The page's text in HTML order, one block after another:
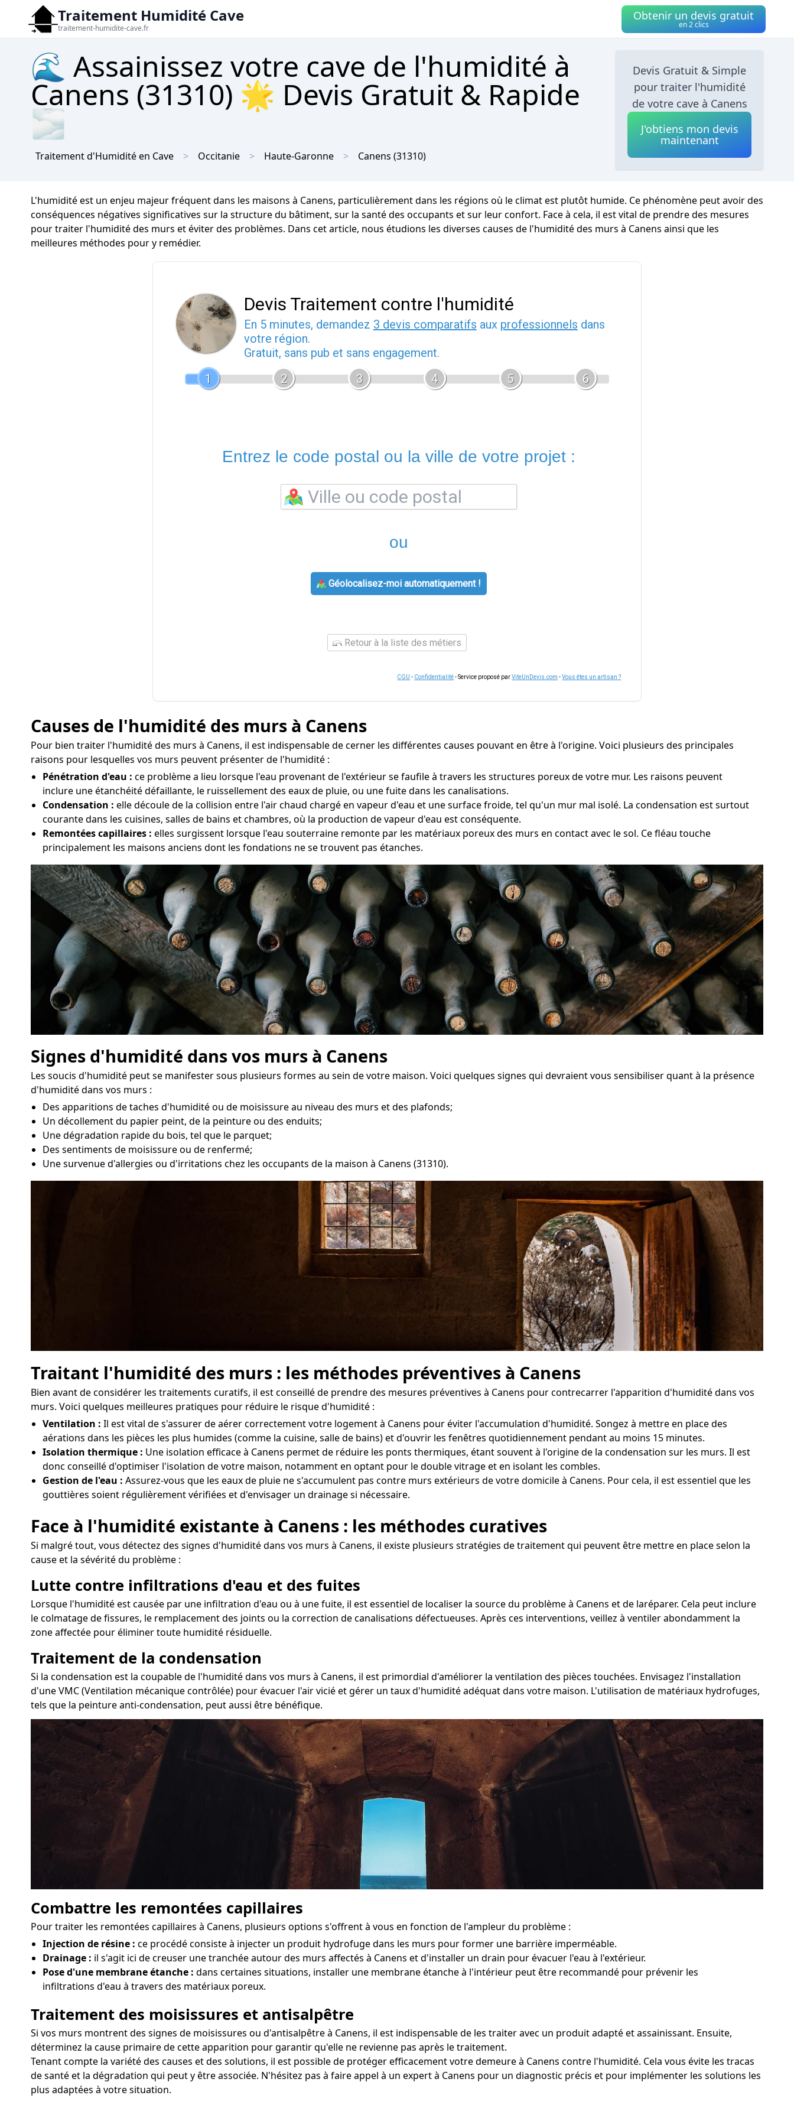
Traitement Humidité Cave
traitement-humidite-cave.fr
Obtenir un devis gratuit
en 2 clics
🌊 Assainissez votre cave de l'humidité à
Canens (31310) 🌟 Devis Gratuit & Rapide
🌫
Traitement d'Humidité en Cave Occitanie Haute-Garonne Canens (31310)
Devis Gratuit & Simple
pour traiter l'humidité
de votre cave à Canens
J'obtiens mon devis
maintenant
L'humidité est un enjeu majeur fréquent dans les maisons à Canens, particulièrement dans les régions où le climat est plutôt humide. Ce phénomène peut avoir des
conséquences négatives significatives sur la structure du bâtiment, sur la santé des occupants et sur leur confort. Face à cela, il est vital de prendre des mesures
pour traiter l'humidité des murs et éviter des problèmes. Dans cet article, nous étudions les diverses causes de l'humidité des murs à Canens ainsi que les
meilleures méthodes pour y remédier.
Devis Traitement contre l'humidité
En 5 minutes, demandez 3 devis comparatifs aux professionnels dans
votre région.
Gratuit, sans pub et sans engagement.
1
2 3 4 5 6
Entrez le code postal ou la ville de votre projet :
ou
Géolocalisez-moi automatiquement !
Retour à la liste des métiers
CGU - Confidentialité- Service proposé parViteUnDevis.com -Vous êtes un artisan ?
Causes de l'humidité des murs à Canens
Pour bien traiter l'humidité des murs à Canens, il est indispensable de cerner les différentes causes pouvant en être à l'origine. Voici plusieurs des principales
raisons pour lesquelles vos murs peuvent présenter de l'humidité :
Pénétration d'eau : ce problème a lieu lorsque l'eau provenant de l'extérieur se faufile à travers les structures poreux de votre mur. Les raisons peuvent
inclure une étanchéité défaillante, le ruissellement des eaux de pluie, ou une fuite dans les canalisations.
Condensation : elle découle de la collision entre l'air chaud chargé en vapeur d'eau et une surface froide, tel qu'un mur mal isolé. La condensation est surtout
courante dans les cuisines, salles de bains et chambres, où la production de vapeur d'eau est conséquente.
Remontées capillaires : elles surgissent lorsque l'eau souterraine remonte par les matériaux poreux des murs en contact avec le sol. Ce fléau touche
principalement les maisons anciens dont les fondations ne se trouvent pas étanches.
Signes d'humidité dans vos murs à Canens
Les soucis d'humidité peut se manifester sous plusieurs formes au sein de votre maison. Voici quelques signes qui devraient vous sensibiliser quant à la présence
d'humidité dans vos murs :
Des apparitions de taches d'humidité ou de moisissure au niveau des murs et des plafonds;
Un décollement du papier peint, de la peinture ou des enduits;
Une dégradation rapide du bois, tel que le parquet;
Des sentiments de moisissure ou de renfermé;
Une survenue d'allergies ou d'irritations chez les occupants de la maison à Canens (31310).
Traitant l'humidité des murs : les méthodes préventives à Canens
Bien avant de considérer les traitements curatifs, il est conseillé de prendre des mesures préventives à Canens pour contrecarrer l'apparition d'humidité dans vos
murs. Voici quelques meilleures pratiques pour réduire le risque d'humidité :
Ventilation : Il est vital de s'assurer de aérer correctement votre logement à Canens pour éviter l'accumulation d'humidité. Songez à mettre en place des
aérations dans les pièces les plus humides (comme la cuisine, salle de bains) et d'ouvrir les fenêtres quotidiennement pendant au moins 15 minutes.
Isolation thermique : Une isolation efficace à Canens permet de réduire les ponts thermiques, étant souvent à l'origine de la condensation sur les murs. Il est
donc conseillé d'optimiser l'isolation de votre maison, notamment en optant pour le double vitrage et en isolant les combles.
Gestion de l'eau : Assurez-vous que les eaux de pluie ne s'accumulent pas contre murs extérieurs de votre domicile à Canens. Pour cela, il est essentiel que les
gouttières soient régulièrement vérifiées et d'envisager un drainage si nécessaire.
Face à l'humidité existante à Canens : les méthodes curatives
Si malgré tout, vous détectez des signes d'humidité dans vos murs à Canens, il existe plusieurs stratégies de traitement qui peuvent être mettre en place selon la
cause et la sévérité du problème :
Lutte contre infiltrations d'eau et des fuites
Lorsque l'humidité est causée par une infiltration d'eau ou à une fuite, il est essentiel de localiser la source du problème à Canens et de laréparer. Cela peut inclure
le colmatage de fissures, le remplacement des joints ou la correction de canalisations défectueuses. Après ces interventions, veillez à ventiler abondamment la
zone affectée pour éliminer toute humidité résiduelle.
Traitement de la condensation
Si la condensation est la coupable de l'humidité dans vos murs à Canens, il est primordial d'améliorer la ventilation des pièces touchées. Envisagez l'installation
d'une VMC (Ventilation mécanique contrôlée) pour évacuer l'air vicié et gérer un taux d'humidité adéquat dans votre maison. L'utilisation de matériaux hydrofuges,
tels que la peinture anti-condensation, peut aussi être bénéfique.
Combattre les remontées capillaires
Pour traiter les remontées capillaires à Canens, plusieurs options s'offrent à vous en fonction de l'ampleur du problème :
Injection de résine : ce procédé consiste à injecter un produit hydrofuge dans les murs pour former une barrière imperméable.
Drainage : il s'agit ici de creuser une tranchée autour des murs affectés à Canens et d'installer un drain pour évacuer l'eau à l'extérieur.
Pose d'une membrane étanche : dans certaines situations, installer une membrane étanche à l'intérieur peut être recommandé pour prévenir les
infiltrations d'eau à travers des matériaux poreux.
Traitement des moisissures et antisalpêtre
Si vos murs montrent des signes de moisissures ou d'antisalpêtre à Canens, il est indispensable de les traiter avec un produit adapté et assainissant. Ensuite,
déterminez la cause primaire de cette apparition pour garantir qu'elle ne revienne pas après le traitement.
Tenant compte la variété des causes et des solutions, il est possible de protéger efficacement votre demeure à Canens contre l'humidité. Cela vous évite les tracas
de santé et la dégradation qui peut y être associée. N'hésitez pas à faire appel à un expert à Canens pour un diagnostic précis et pour implémenter les solutions les
plus adaptées à votre situation.